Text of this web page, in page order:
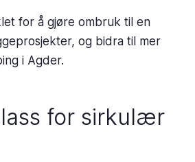
for å gjøre ombruk til en
og bidra til mer
i Agder.
for sirkulær